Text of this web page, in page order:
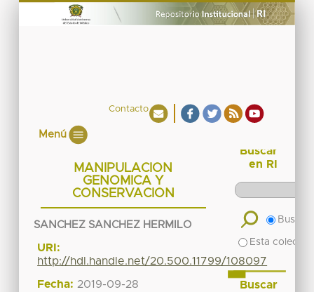
Contacto
Menú
MANIPULACION
GENOMICA Y
CONSERVACION
SANCHEZ SANCHEZ HERMILO
URI:
http://hdl.handle.net/20.500.11799/108097
Fecha: 2019-09-28
Buscar
en RI
Buscar
Esta
Buscar